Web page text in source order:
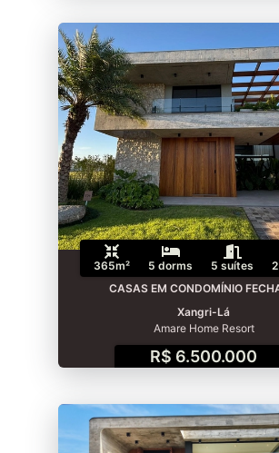
365m² 5 dorms 5 suítes
CASAS EM CONDOMÍNIO
Xangri-Lá
Amare Home Resort
R$ 6.500.000